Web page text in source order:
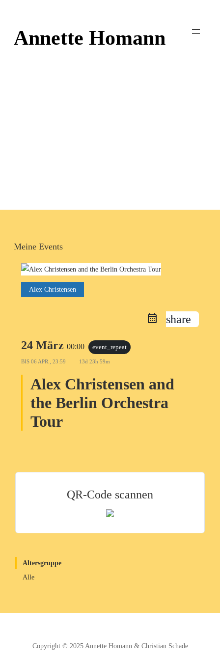
Inhalt
springenAnnette Homann
Meine Events
Alex Christensen
share
24 März 00:00 event_repeat
BIS 06 APR., 23:59 13d 23h 59m
Alex Christensen and
the Berlin Orchestra
Tour
QR-Code scannen
Altersgruppe
Alle
Copyright © 2025 Annette Homann& Christian Schade